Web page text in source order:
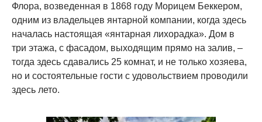
Флора, возведенная в 1868 году Морицем Беккером,
одним из владельцев янтарной компании, когда здесь
началась настоящая «янтарная лихорадка». Дом в
три этажа, с фасадом, выходящим прямо на залив, –
тогда здесь сдавались 25 комнат, и не только хозяева,
но и состоятельные гости с удовольствием проводили
здесь лето.